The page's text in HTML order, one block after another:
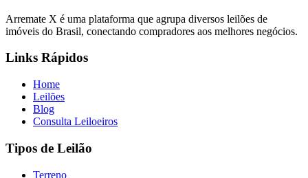
Arremate X é uma plataforma que agrupa diversos leilões de
imóveis do Brasil, conectando compradores aos melhores negócios.
Links Rápidos
Home
Leilões
Blog
Consulta Leiloeiros
Tipos de Leilão
Terreno